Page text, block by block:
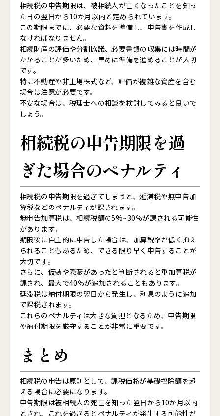
相続税の申告期限は、被相続人が亡くなったことを知っ
た日の翌日から10か月以内と定められています。
この期限までに、必要な資料を準備し、申告書を作成し
なければなりません。
相続財産の評価や分割協議、必要書類の収集には時間が
かかることが多いため、早めに準備を進めることが大切
です。
特に不動産や非上場株式など、評価が複雑な資産を含む
場合は注意が必要です。
不安な場合は、税理士への相談を検討してみると良いで
しょう。
相続税の申告期限を過
ぎた場合のペナルティ
相続税の申告期限を過ぎてしまうと、延滞税や無申告加
算税などのペナルティが課されます。
無申告加算税は、相続税額の5%~30％が課される可能性
があります。
期限後に自主的に申告した場合は、加算税率が低く抑え
られることもあるため、できる限り早く申告することが
大切です。
さらに、仮装や隠蔽があったと判断されると重加算税が
課され、最大で40％が追加されることもあります。
延滞税は納付期限の翌日から発生し、利息のように追加
で課税されます。
これらのペナルティは大きな負担となるため、申告期限
や納付期限を厳守することが非常に重要です。
まとめ
相続税の申告は原則として、課税価格が基礎控除額を超
える場合に必要になります。
申告期限は被相続人の死亡を知った翌日から10か月以内
とされ、これを過ぎるとペナルティが発生する可能性が